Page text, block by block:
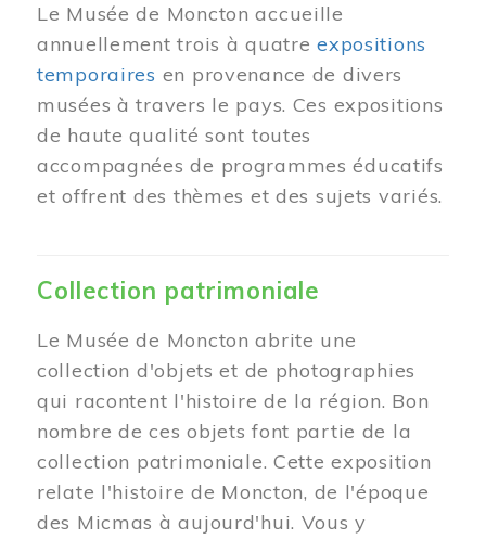
Le Musée de Moncton accueille
annuellement trois à quatreexpositions
temporaires en provenance de divers
musées à travers le pays. Ces expositions
de haute qualité sont toutes
accompagnées de programmes éducatifs
et offrent des thèmes et des sujets variés.
Collection patrimoniale
Le Musée de Moncton abrite une
collection d'objets et de photographies
qui racontent l'histoire de la région. Bon
nombre de ces objets font partie de la
collection patrimoniale. Cette exposition
relate l'histoire de Moncton, de l'époque
des Micmas à aujourd'hui. Vous y